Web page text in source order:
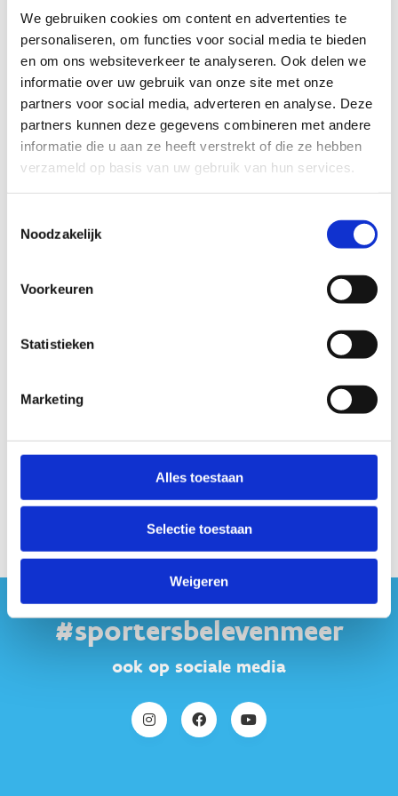
We gebruiken cookies om content en advertenties te
personaliseren, om functies voor social media te bieden
en om ons websiteverkeer te analyseren. Ook delen we
informatie over uw gebruik van onze site met onze
partners voor social media, adverteren en analyse. Deze
partners kunnen deze gegevens combineren met andere
informatie die u aan ze heeft verstrekt of die ze hebben
verzameld op basis van uw gebruik van hun services.
Noodzakelijk
Voorkeuren
Statistieken
Marketing
Alles toestaan
Selectie toestaan
Weigeren
onverhard
-De rode lus is 7 km lang en loopt grotendeels over de
mooiste paden van de Daknamse Bossen. Terrein: 65%
onverhard
Daar het 3 afzonderlijke lussen zijn, kan je ze ook
combineren, waarbij je op een mooie afstand komt van circa
10 miles.
Beloopbaarheid tijdens nattere perioden : goed
Mate van aanwezigheid verlichting: gedeeltelijk
Startplaatsen
#sportersbelevenmeer
ook op sociale media